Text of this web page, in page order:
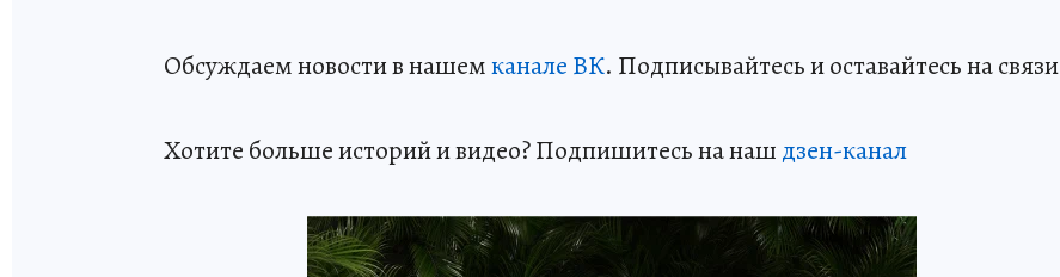
Обсуждаем новости в нашемканале ВК. Подписывайтесь и оставайтесь на связи
Хотите больше историй и видео? Подпишитесь на наш дзен-канал